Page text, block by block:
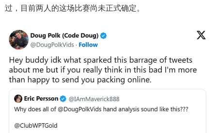
过，目前两人的这场比赛尚未正式确定。